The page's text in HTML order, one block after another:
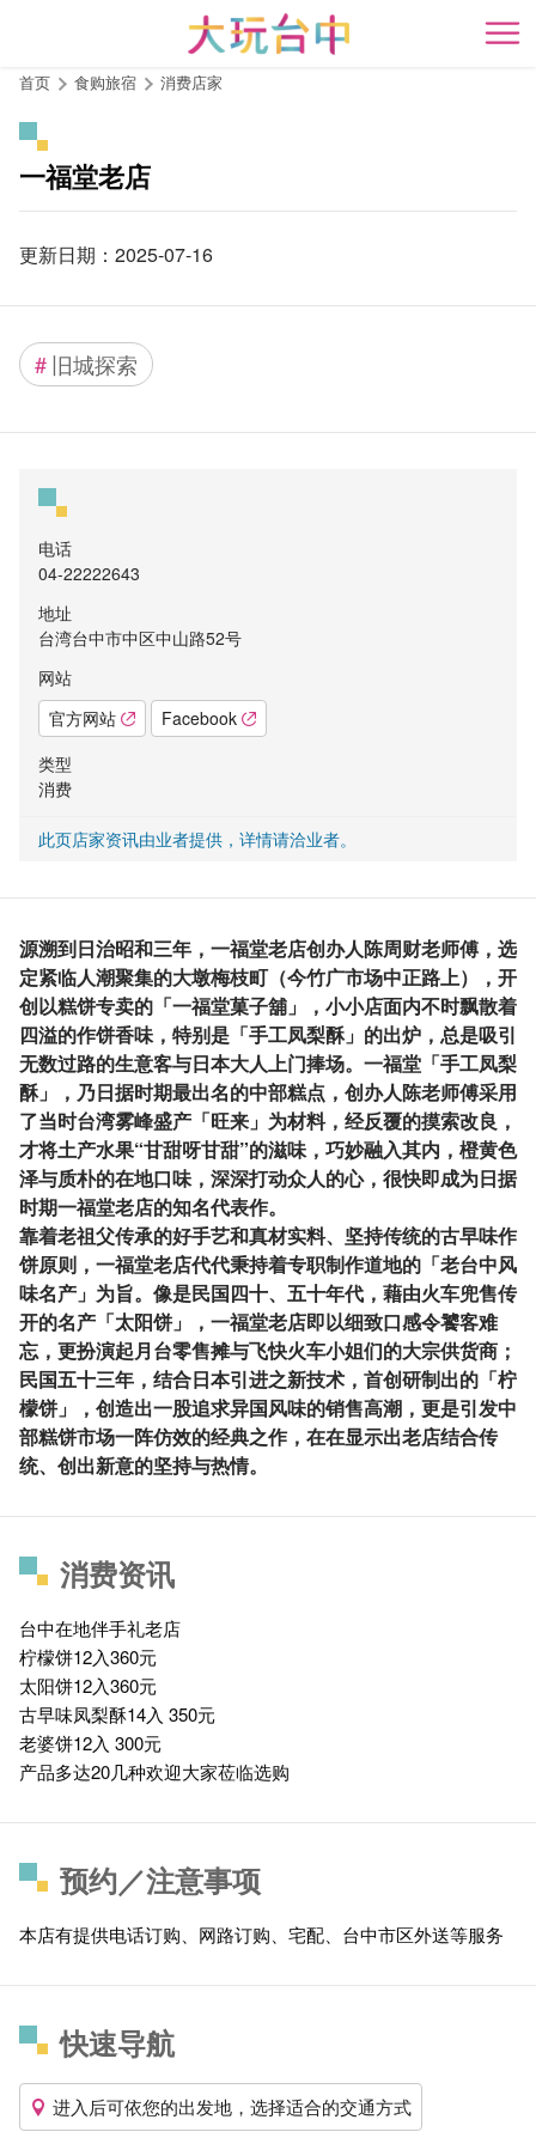
开
首页 食购旅宿 消费店家
一福堂老店
更新日期：2025-07-16
#旧城探索
电话
04-22222643
地址
台湾台中市中区中山路52号
网站
官方网站
Facebook
类型
消费
此页店家资讯由业者提供，详情请洽业者。
源溯到日治昭和三年，一福堂老店创办人陈周财老师傅，选
定紧临人潮聚集的大墩梅枝町（今竹广市场中正路上），开
创以糕饼专卖的「一福堂菓子舖」，小小店面内不时飘散着
四溢的作饼香味，特别是「手工凤梨酥」的出炉，总是吸引
无数过路的生意客与日本大人上门捧场。一福堂「手工凤梨
酥」，乃日据时期最出名的中部糕点，创办人陈老师傅采用
了当时台湾雾峰盛产「旺来」为材料，经反覆的摸索改良，
才将土产水果“甘甜呀甘甜”的滋味，巧妙融入其内，橙黄色
泽与质朴的在地口味，深深打动众人的心，很快即成为日据
时期一福堂老店的知名代表作。
靠着老祖父传承的好手艺和真材实料、坚持传统的古早味作
饼原则，一福堂老店代代秉持着专职制作道地的「老台中风
味名产」为旨。像是民国四十、五十年代，藉由火车兜售传
开的名产「太阳饼」，一福堂老店即以细致口感令饕客难
忘，更扮演起月台零售摊与飞快火车小姐们的大宗供货商；
民国五十三年，结合日本引进之新技术，首创研制出的「柠
檬饼」，创造出一股追求异国风味的销售高潮，更是引发中
部糕饼市场一阵仿效的经典之作，在在显示出老店结合传
统、创出新意的坚持与热情。
消费资讯
台中在地伴手礼老店
柠檬饼12入360元
太阳饼12入360元
古早味凤梨酥14入 350元
老婆饼12入 300元
产品多达20几种欢迎大家莅临选购
预约／注意事项
本店有提供电话订购、网路订购、宅配、台中市区外送等服务
快速导航
进入后可依您的出发地，选择适合的交通方式